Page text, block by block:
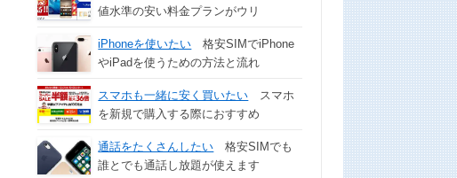
値水準の安い料金プランがウリ
iPhoneを使いたい 格安SIMでiPhone
やiPadを使うための方法と流れ
スマホも一緒に安く買いたい スマホ
を新規で購入する際におすすめ
通話をたくさんしたい 格安SIMでも
誰とでも通話し放題が使えます